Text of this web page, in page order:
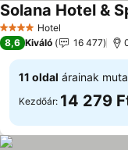
4 KategóriaHotel
Solana Hotel &
8,6 Kiváló 16 477
11 oldal árainak
Kezdőár: 14 279